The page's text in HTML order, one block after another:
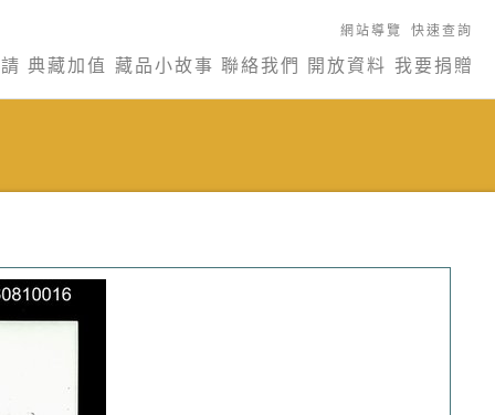
網站導覽 快速查詢
典藏加值 藏品小故事 聯絡我們 開放資料 我要捐贈